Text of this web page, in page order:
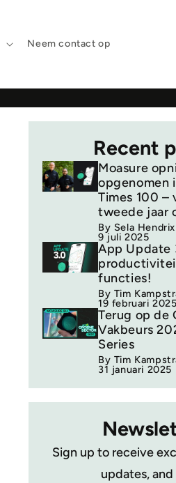
Neem contact op
Recent
Moasure
opgenomen
Times 100 –
tweede jaar
By Sela Hendrix
9 juli 2025
App Update
functies!
By Tim
19 februari 2025
Terug op de
Vakbeurs
Series
By Tim
31 januari 2025
Sign up to receive
updates, and